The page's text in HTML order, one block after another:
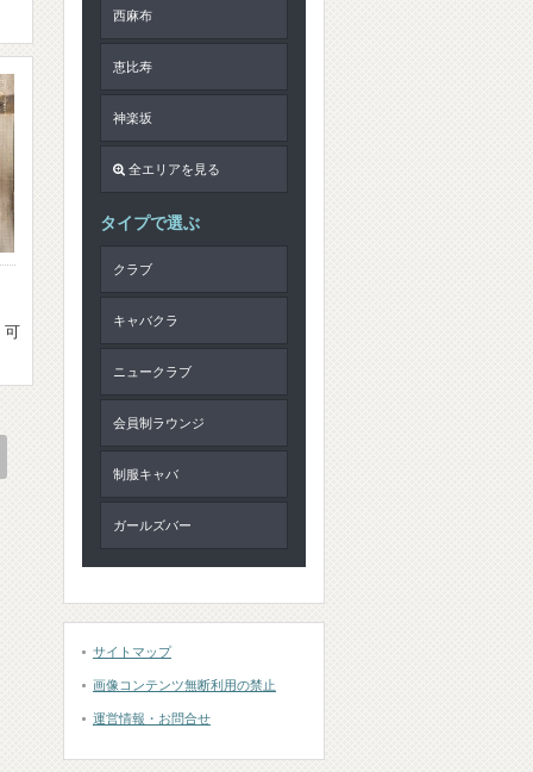
西麻布
恵比寿
神楽坂
全エリアを見る
タイプで選ぶ
クラブ
キャバクラ
ニュークラブ
会員制ラウンジ
制服キャバ
ガールズバー
サイトマップ
画像コンテンツ無断利用の禁止
運営情報・お問合せ